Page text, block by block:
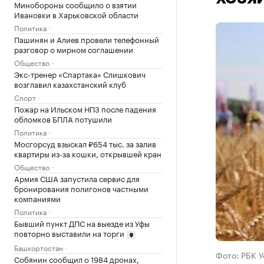
Минобороны сообщило о взятии
Ивановки в Харьковской области
Политика
Пашинян и Алиев провели телефонный
разговор о мирном соглашении
Общество
Экс-тренер «Спартака» Слишкович
возглавил казахстанский клуб
Спорт
Пожар на Ильском НПЗ после падения
обломков БПЛА потушили
Политика
Мосгорсуд взыскал ₽654 тыс. за залив
квартиры из-за кошки, открывшей кран
Общество
Армия США запустила сервис для
бронирования полигонов частными
компаниями
Политика
Бывший пункт ДПС на выезде из Уфы
повторно выставили на торги
Башкортостан
Собянин сообщил о 1984 дронах,
Фото: РБК